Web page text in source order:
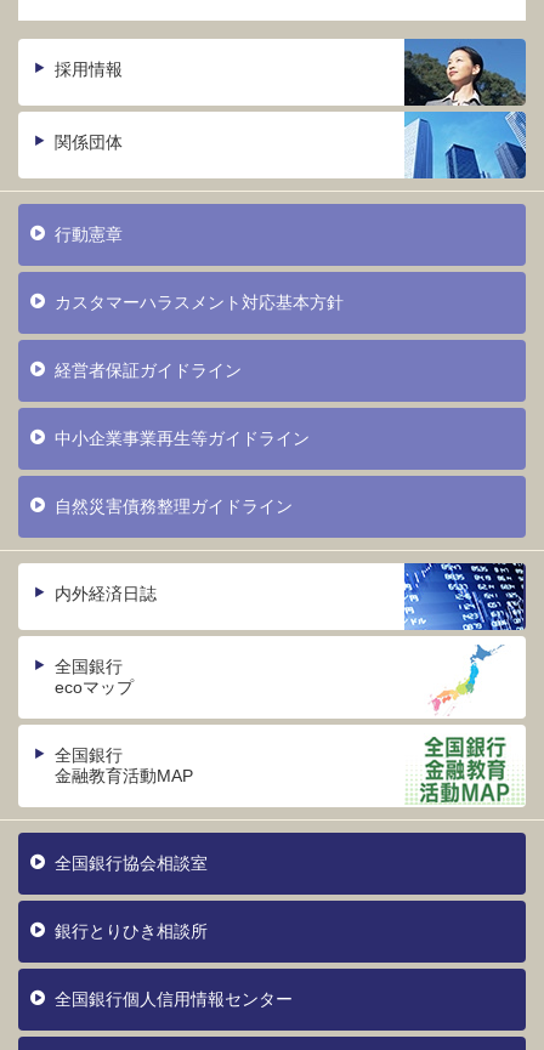
採用情報
関係団体
行動憲章
カスタマーハラスメント対応基本方針
経営者保証ガイドライン
中小企業事業再生等ガイドライン
自然災害債務整理ガイドライン
内外経済日誌
全国銀行
ecoマップ
全国銀行
金融教育活動MAP
全国銀行協会相談室
銀行とりひき相談所
全国銀行個人信用情報センター